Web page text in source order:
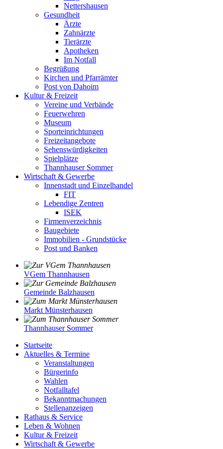
Nettershausen
Gesundheit
Ärzte
Zahnärzte
Tierärzte
Apotheken
Im Notfall
Begrüßung
Kirchen und Pfarrämter
Post von Dahoim
Kultur & Freizeit
Vereine und Verbände
Feuerwehren
Museum
Sporteinrichtungen
Freizeitangebote
Sehenswürdigkeiten
Spielplätze
Thannhauser Sommer
Wirtschaft & Gewerbe
Innenstadt und Einzelhandel
FIT
Lebendige Zentren
ISEK
Firmenverzeichnis
Baugebiete
Immobilien - Grundstücke
Post und Banken
VGem Thannhausen
Gemeinde Balzhausen
Markt Münsterhausen
Thannhauser Sommer
Startseite
Aktuelles & Termine
Veranstaltungen
Bürgerinfo
Wahlen
Notfalltafel
Bekanntmachungen
Stellenanzeigen
Rathaus & Service
Leben & Wohnen
Kultur & Freizeit
Wirtschaft & Gewerbe